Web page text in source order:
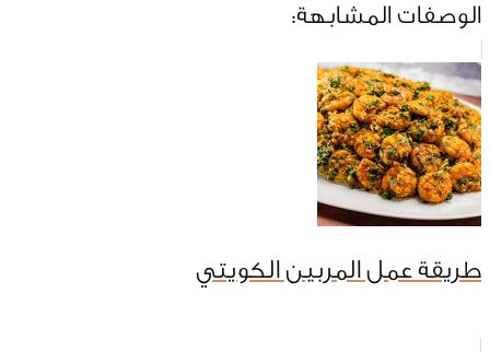
الوصفات المشابهة:
طريقة عمل المربين الكويتي